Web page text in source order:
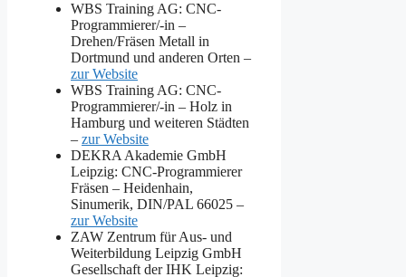
WBS Training AG: CNC-
Programmierer/-in –
Drehen/Fräsen Metall in
Dortmund und anderen Orten –
zur Website
WBS Training AG: CNC-
Programmierer/-in – Holz in
Hamburg und weiteren Städten
– zur Website
DEKRA Akademie GmbH
Leipzig: CNC-Programmierer
Fräsen – Heidenhain,
Sinumerik, DIN/PAL 66025 –
zur Website
ZAW Zentrum für Aus- und
Weiterbildung Leipzig GmbH
Gesellschaft der IHK Leipzig: